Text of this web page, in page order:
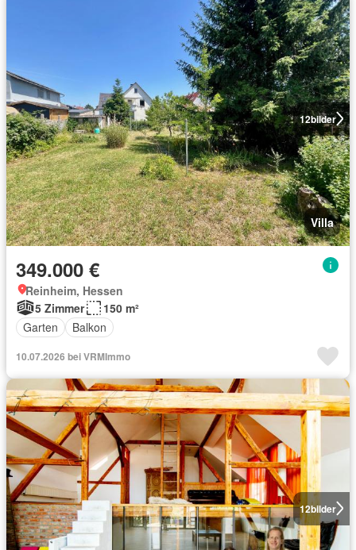
12bilder
Villa
349.000 €
Reinheim, Hessen
5 Zimmer
150 m²
Garten
Balkon
10.07.2026 bei VRMImmo
12bilder